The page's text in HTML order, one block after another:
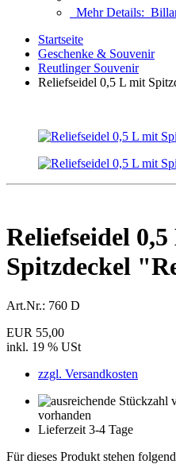
Mehr Details:
Startseite
Geschenke & Souvenir
Reutlinger Souvenir
Reliefseidel 0,5 L mit
Reliefseidel
Spitzdeckel
Art.Nr.: 760 D
EUR 55,00
inkl. 19 % USt
zzgl. Versandkosten
vorhanden
Lieferzeit 3-4 Tage
Für dieses Produkt stehen